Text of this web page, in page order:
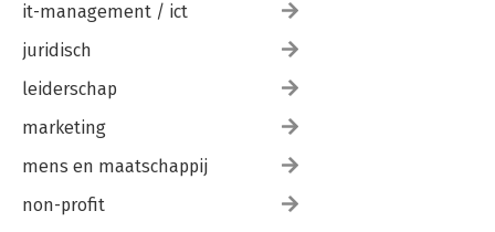
it-management / ict
juridisch
leiderschap
marketing
mens en maatschappij
non-profit